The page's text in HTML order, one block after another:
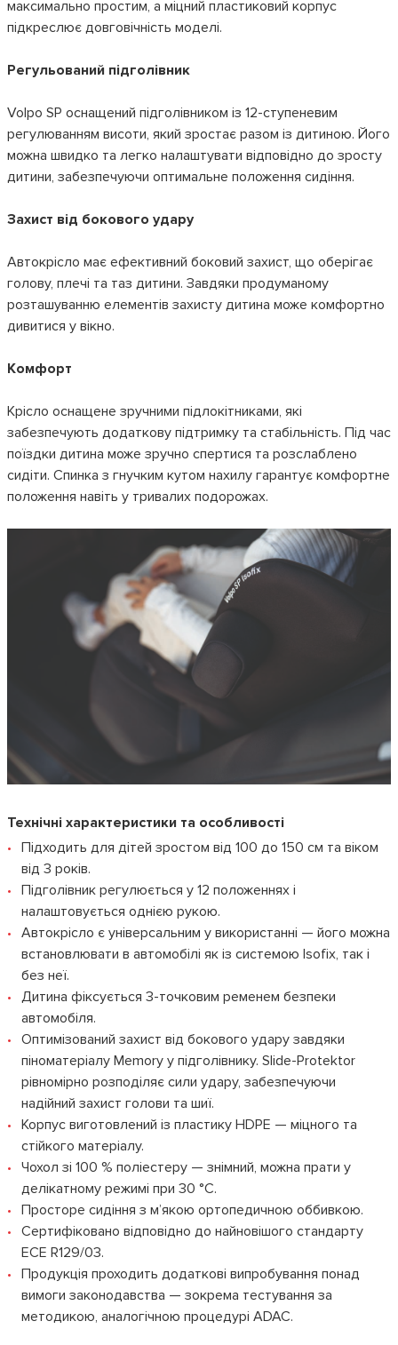
максимально простим, а міцний пластиковий корпус
підкреслює довговічність моделі.
Регульований підголівник
Volpo SP оснащений підголівником із 12-ступеневим
регулюванням висоти, який зростає разом із дитиною. Його
можна швидко та легко налаштувати відповідно до зросту
дитини, забезпечуючи оптимальне положення сидіння.
Захист від бокового удару
Автокрісло має ефективний боковий захист, що оберігає
голову, плечі та таз дитини. Завдяки продуманому
розташуванню елементів захисту дитина може комфортно
дивитися у вікно.
Комфорт
Крісло оснащене зручними підлокітниками, які
забезпечують додаткову підтримку та стабільність. Під час
поїздки дитина може зручно спертися та розслаблено
сидіти. Спинка з гнучким кутом нахилу гарантує комфортне
положення навіть у тривалих подорожах.
Технічні характеристики та особливості
Підходить для дітей зростом від 100 до 150 см та віком
від 3 років.
Підголівник регулюється у 12 положеннях і
налаштовується однією рукою.
Автокрісло є універсальним у використанні — його можна
встановлювати в автомобілі як із системою Isofix, так і
без неї.
Дитина фіксується 3-точковим ременем безпеки
автомобіля.
Оптимізований захист від бокового удару завдяки
піноматеріалу Memory у підголівнику. Slide-Protektor
рівномірно розподіляє сили удару, забезпечуючи
надійний захист голови та шиї.
Корпус виготовлений із пластику HDPE — міцного та
стійкого матеріалу.
Чохол зі 100 % поліестеру — знімний, можна прати у
делікатному режимі при 30 °C.
Просторе сидіння з м’якою ортопедичною оббивкою.
Сертифіковано відповідно до найновішого стандарту
ECE R129/03.
Продукція проходить додаткові випробування понад
вимоги законодавства — зокрема тестування за
методикою, аналогічною процедурі ADAC.